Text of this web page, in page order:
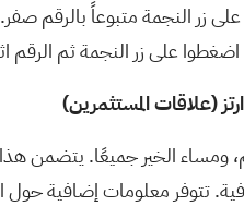
زر النجمة متبوعاً بالرقم
على زر النجمة ثم الرقم
(علاقات المستثمرين)
ومساء الخير جميعًا. يتضمن هذا
تتوفر معلومات إضافية حول